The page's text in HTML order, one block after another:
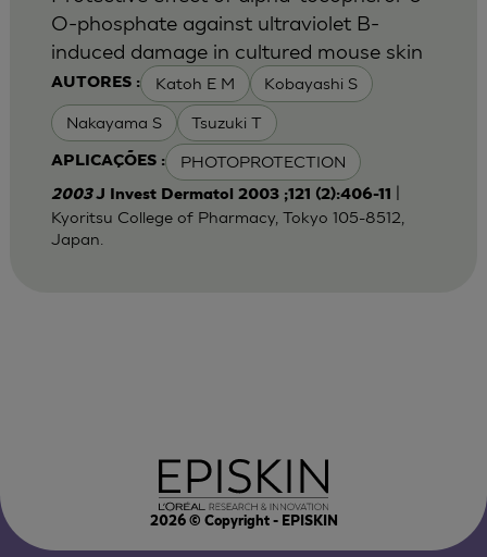
AUTORES : Katoh E M Kobayashi S
Nakayama S Tsuzuki T
APLICAÇÕES : PHOTOPROTECTION
O-phosphate against ultraviolet B-
induced damage in cultured mouse skin
2003J Invest Dermatol 2003 ;121 (2):406-11
Kyoritsu College of Pharmacy, Tokyo 105-8512,
Japan.
2026© Copyright - EPISKIN